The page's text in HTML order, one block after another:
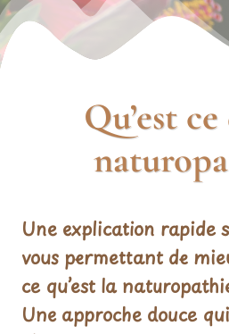
Qu’est
Une explication rapide
vous permettant de
ce qu’est la
Une approche douce